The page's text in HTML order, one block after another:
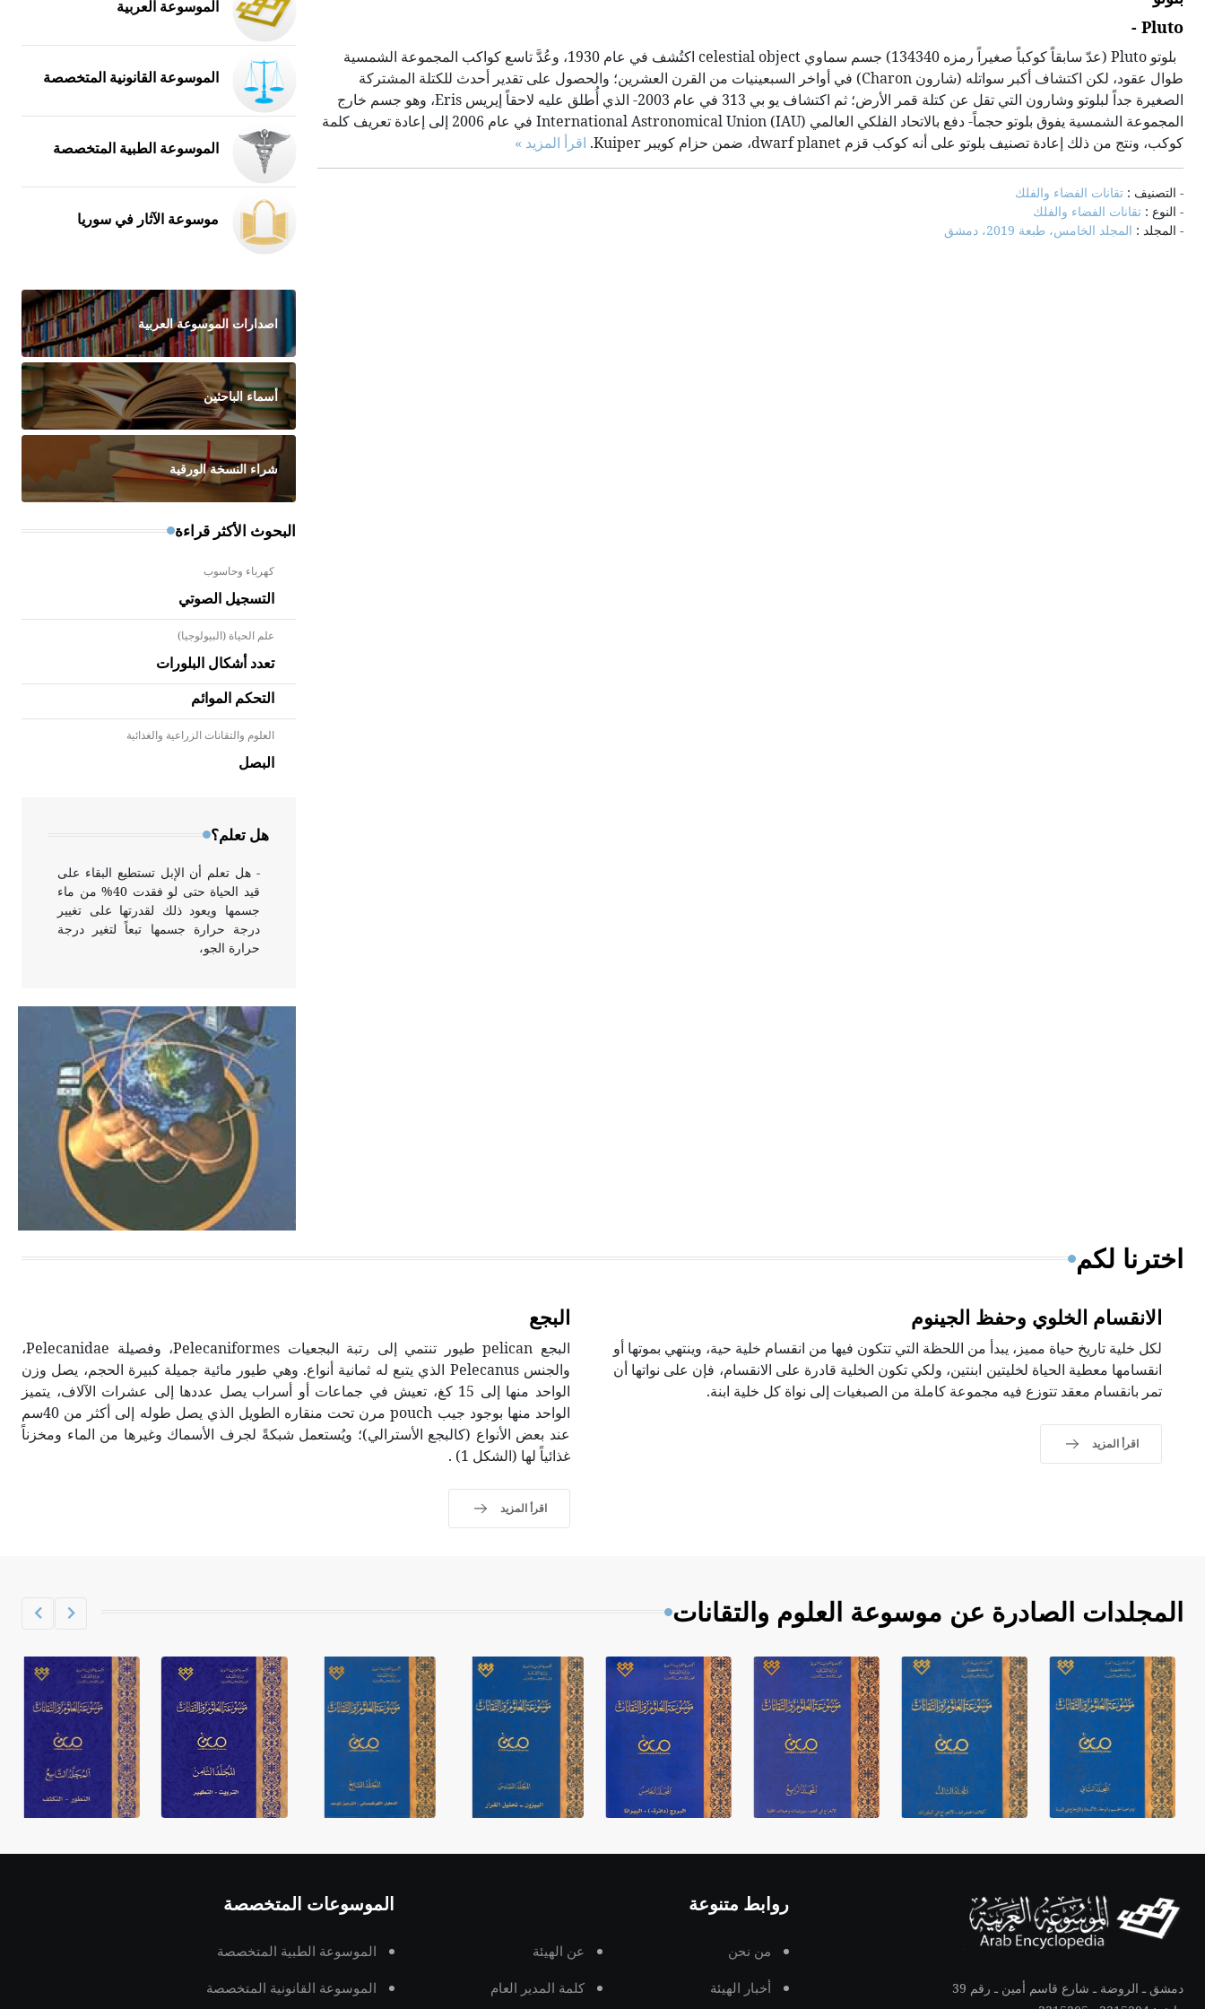
Pluto -
بلوتو Pluto (عدّ سابقاً كوكباً صغيراً رمزه 134340) جسم سماوي celestial object اكتُشف في عام 1930، وعُدَّ تاسع كواكب المجموعة الشمسية
طوال عقود، لكن اكتشاف أكبر سواتله (شارون Charon) في أواخر السبعينيات من القرن العشرين؛ والحصول على تقدير أحدث للكتلة المشتركة
الصغيرة جداً لبلوتو وشارون التي تقل عن كتلة قمر الأرض؛ ثم اكتشاف يو بي 313 في عام 2003- الذي أُطلق عليه لاحقاً إيريس Eris، وهو جسم خارج
المجموعة الشمسية يفوق بلوتو حجماً- دفع بالاتحاد الفلكي العالمي International Astronomical Union (IAU) في عام 2006 إلى إعادة تعريف كلمة
كوكب، ونتج من ذلك إعادة تصنيف بلوتو على أنه كوكب قزم dwarf planet، ضمن حزام كويبر Kuiper.
اقرأ المزيد »
- التصنيف : تقانات الفضاء والفلك
- النوع : تقانات الفضاء والفلك
- المجلد : المجلد الخامس، طبعة 2019، دمشق
الموسوعة العربية
الموسوعة القانونية المتخصصة
الموسوعة الطبية المتخصصة
موسوعة الآثار في سوريا
اصدارات الموسوعة العربية
أسماء الباحثين
شراء النسخة الورقية
البحوث الأكثر قراءة
كهرباء وحاسوب
التسجيل الصوتي
علم الحياة (البيولوجيا)
تعدد أشكال البلورات
التحكم الموائم
العلوم والتقانات الزراعية والغذائية
البصل
هل تعلم؟
- هل تعلم أن الأبلق نوع من الفنون
الهندسية التي ارتبطت بالعمارة
الإسلامية في بلاد الشام ومصر خاصة،
- هل تعلم أن الإبل تستطيع البقاء على
قيد الحياة حتى لو فقدت 40% من ماء
جسمها ويعود ذلك لقدرتها على تغيير
درجة حرارة جسمها تبعاً لتغير درجة
حرارة الجو،
- هل تعلم أن أبقراط كتب في الطب
أربعة مؤلفات هي: الحكم، الأدلة، تنظيم
التغذية، ورسالته في جروح الرأس.
ويعود له الفضل بأنه حرر الطب من
الدين والفلسفة.
- هل تعلم أن المرجان إفراز حيواني
يتكون في البحر ويتركب من مادة
كربونات الكلسيوم، وهو أحمر أو شديد
الحمرة وهو أجود أنواعه، ويمتاز بكبر
الحجم ويسمى الش
اخترنا لكم
الانقسام الخلوي وحفظ الجينوم
لكل خلية تاريخ حياة مميز، يبدأ من اللحظة التي تتكون فيها من انقسام خلية حية، وينتهي بموتها أو
انقسامها معطية الحياة لخليتين ابنتين، ولكي تكون الخلية قادرة على الانقسام، فإن على نواتها أن
تمر بانقسام معقد تتوزع فيه مجموعة كاملة من الصبغيات إلى نواة كل خلية ابنة.
اقرأ المزيد
البجع
البجع pelican طيور تنتمي إلى رتبة البجعيات Pelecaniformes، وفصيلة Pelecanidae،
والجنس Pelecanus الذي يتبع له ثمانية أنواع. وهي طيور مائية جميلة كبيرة الحجم، يصل وزن
الواحد منها إلى 15 كغ، تعيش في جماعات أو أسراب يصل عددها إلى عشرات الآلاف، يتميز
الواحد منها بوجود جيب pouch مرن تحت منقاره الطويل الذي يصل طوله إلى أكثر من 40سم
عند بعض الأنواع (كالبجع الأسترالي)؛ ويُستعمل شبكةً لجرف الأسماك وغيرها من الماء ومخزناً
غذائياً لها (الشكل 1) .
اقرأ المزيد
المجلدات الصادرة عن موسوعة العلوم والتقانات
دمشق ـ الروضة ـ شارع قاسم أمين ـ رقم 39
روابط متنوعة
من نحن عن الهيئة
أخبار الهيئة كلمة المدير العام
الموسوعات المتخصصة
الموسوعة الطبية المتخصصة
الموسوعة القانونية المتخصصة